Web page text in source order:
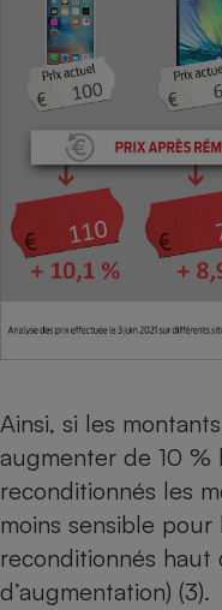
Ainsi, si les
augmenter de 10
reconditionnés les
moins sensible
reconditionnés haut
d’augmentation) (3).